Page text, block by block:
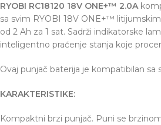
RYOBI RC18120 18V ONE+™ 2.0A
sa svim RYOBI 18V ONE+™
od 2 Ah za 1 sat. Sadrži indikatorske
inteligentno praćenje stanja koje
Ovaj punjač baterija je kompatibilan
KARAKTERISTIKE:
Kompaktni brzi punjač. Puni se
Facebook
Instagram